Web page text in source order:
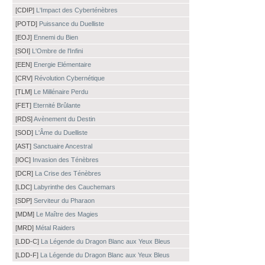
[CDIP] L'Impact des Cyberténèbres
[POTD] Puissance du Duelliste
[EOJ] Ennemi du Bien
[SOI] L'Ombre de l'Infini
[EEN] Energie Elémentaire
[CRV] Révolution Cybernétique
[TLM] Le Millénaire Perdu
[FET] Eternité Brûlante
[RDS]Avènement du Destin
[SOD] L'Âme du Duelliste
[AST] Sanctuaire Ancestral
[IOC] Invasion des Ténèbres
[DCR] La Crise des Ténèbres
[LDC] Labyrinthe des Cauchemars
[SDP] Serviteur du Pharaon
[MDM] Le Maître des Magies
[MRD] Métal Raiders
[LDD-C] La Légende du Dragon Blanc aux Yeux Bleus
[LDD-F] La Légende du Dragon Blanc aux Yeux Bleus